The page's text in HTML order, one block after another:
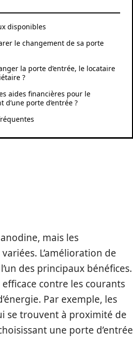
disponibles
le changement de sa porte
la porte d’entrée, le locataire
?
aides financières pour le
d’une porte d’entrée ?
mais les
L’amélioration de
des principaux bénéfices.
contre les courants
Par exemple, les
se trouvent à proximité de
une porte d’entrée